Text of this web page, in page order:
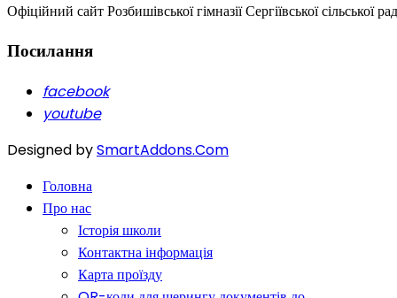
Офіційний сайт Розбишівської гімназії Сергіївської сільської
Посилання
facebook
youtube
Designed bySmartAddons.Com
Головна
Про нас
Історія школи
Контактна інформація
Карта проїзду